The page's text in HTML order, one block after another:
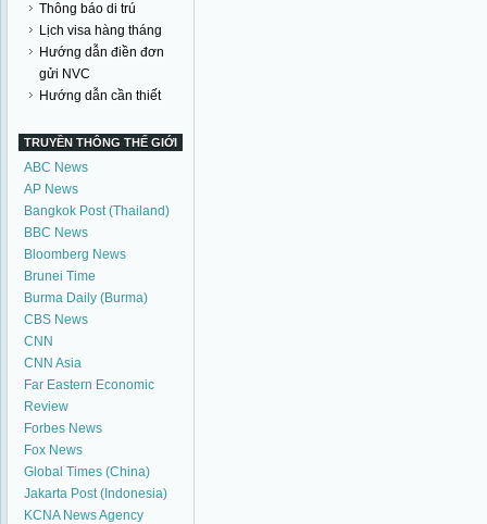
Thông báo di trú
Lịch visa hàng tháng
Hướng dẫn điền đơn
gửi NVC
Hướng dẫn cần thiết
TRUYỀN THÔNG THẾ GIỚI
ABC News
AP News
Bangkok Post (Thailand)
BBC News
Bloomberg News
Brunei Time
Burma Daily (Burma)
CBS News
CNN
CNN Asia
Far Eastern Economic
Review
Forbes News
Fox News
Global Times (China)
Jakarta Post (Indonesia)
KCNA News Agency